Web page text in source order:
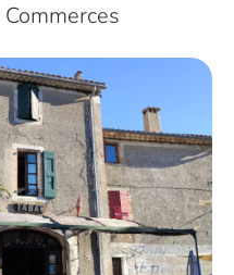
Commerces